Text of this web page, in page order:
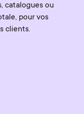
catalogues ou
pour vos
clients.